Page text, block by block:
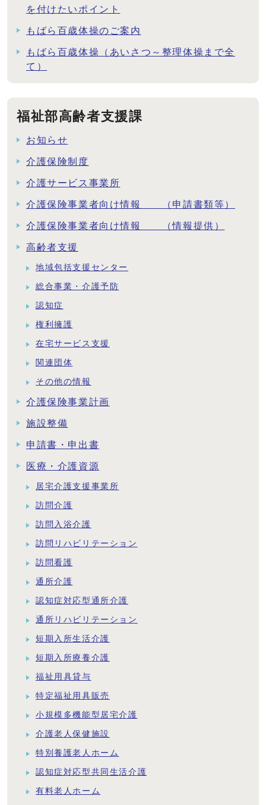
を付けたいポイント
もばら百歳体操のご案内
もばら百歳体操（あいさつ～整理体操まで全
て）
福祉部高齢者支援課
お知らせ
介護保険制度
介護サービス事業所
介護保険事業者向け情報 （申請書類等）
介護保険事業者向け情報 （情報提供）
高齢者支援
地域包括支援センター
総合事業・介護予防
認知症
権利擁護
在宅サービス支援
関連団体
その他の情報
介護保険事業計画
施設整備
申請書・申出書
医療・介護資源
居宅介護支援事業所
訪問介護
訪問入浴介護
訪問リハビリテーション
訪問看護
通所介護
認知症対応型通所介護
通所リハビリテーション
短期入所生活介護
短期入所療養介護
福祉用具貸与
特定福祉用具販売
小規模多機能型居宅介護
介護老人保健施設
特別養護老人ホーム
認知症対応型共同生活介護
有料老人ホーム